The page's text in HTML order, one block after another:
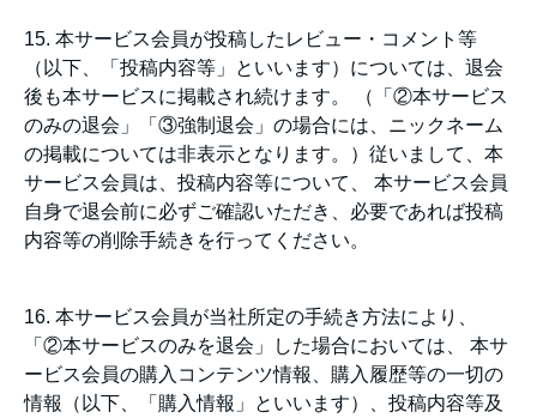
15. 本サービス会員が投稿したレビュー・コメント等
（以下、「投稿内容等」といいます）については、退会
後も本サービスに掲載され続けます。 （「②本サービス
のみの退会」「③強制退会」の場合には、ニックネーム
の掲載については非表示となります。）従いまして、本
サービス会員は、投稿内容等について、 本サービス会員
自身で退会前に必ずご確認いただき、必要であれば投稿
内容等の削除手続きを行ってください。
16. 本サービス会員が当社所定の手続き方法により、
「②本サービスのみを退会」した場合においては、 本サ
ービス会員の購入コンテンツ情報、購入履歴等の一切の
情報（以下、「購入情報」といいます）、投稿内容等及